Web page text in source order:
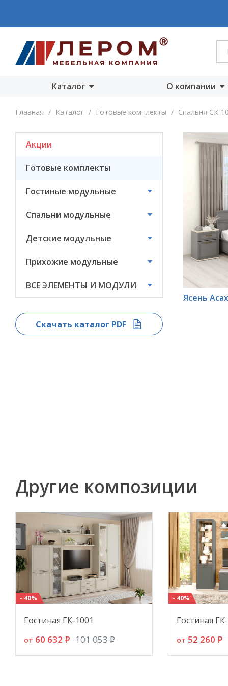
Каталог
Акции
Детские модульные
Прихожие
ВСЕ ЭЛЕМЕНТЫ И
МОДУЛИ
О компании
О компании
Награды
Новости
Главная / Каталог / Готовые комплекты / Спальня СК-
Акции
Готовые комплекты
Гостиные модульные
Спальни модульные
Детские модульные
Прихожие модульные
ВСЕ ЭЛЕМЕНТЫ И МОДУЛИ
Скачать каталог PDF
*
Ясень
Другие композиции
- 40%
Гостиная ГК-1001
от 60 632 P 101 053P
- 40%
Гостиная
от 52 260 P